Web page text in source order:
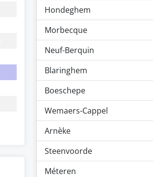
Hondeghem
Morbecque
Neuf-Berquin
Blaringhem
Boeschepe
Wemaers-Cappel
Arnèke
Steenvoorde
Méteren